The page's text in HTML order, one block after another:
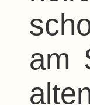
am